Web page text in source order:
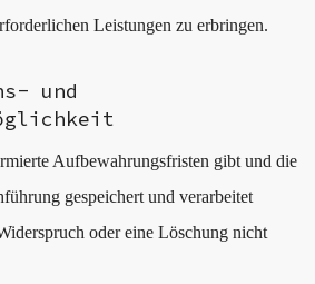
Leistungen zu erbringen.
und
Aufbewahrungsfristen gibt und die
gespeichert und verarbeitet
oder eine Löschung nicht